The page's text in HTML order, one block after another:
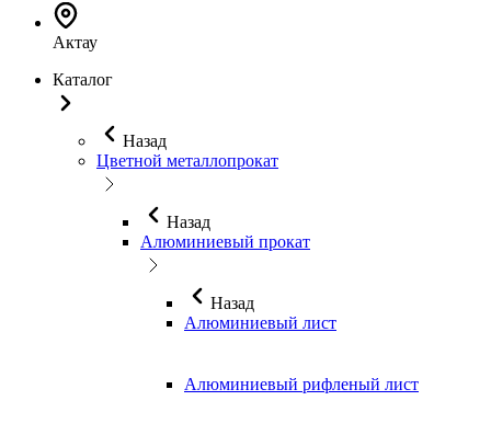
Актау
Каталог
Назад
Цветной металлопрокат
Назад
Алюминиевый прокат
Назад
Алюминиевый лист
Алюминиевый рифленый лист